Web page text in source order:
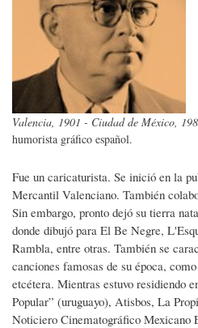
Valencia, 1901 - Ciudad de México,
humorista gráfico español.
Fue un caricaturista. Se inició en la
Mercantil Valenciano. También
Sin embargo, pronto dejó su tierra
donde dibujó para El Be Negre,
Rambla, entre otras. También se
canciones famosas de su época,
etcétera. Mientras estuvo residiendo
Popular” (uruguayo), Atisbos, La
Noticiero Cinematográfico Mexicano